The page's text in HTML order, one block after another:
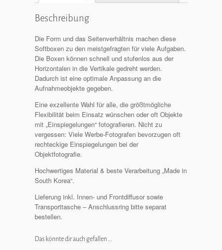
Beschreibung
Die Form und das Seitenverhältnis machen diese
Softboxen zu den meistgefragten für viele Aufgaben.
Die Boxen können schnell und stufenlos aus der
Horizontalen in die Vertikale gedreht werden.
Dadurch ist eine optimale Anpassung an die
Aufnahmeobjekte gegeben.
Eine exzellente Wahl für alle, die größtmögliche
Flexibilität beim Einsatz wünschen oder oft Objekte
mit „Einspiegelungen“ fotografieren. Nicht zu
vergessen: Viele Werbe-Fotografen bevorzugen oft
rechteckige Einspiegelungen bei der
Objektfotografie.
Hochwertiges Material & beste Verarbeitung „Made in
South Korea“.
Lieferung inkl. Innen- und Frontdiffusor sowie
Transporttasche – Anschlussring bitte separat
bestellen.
Das könnte dir auch gefallen …